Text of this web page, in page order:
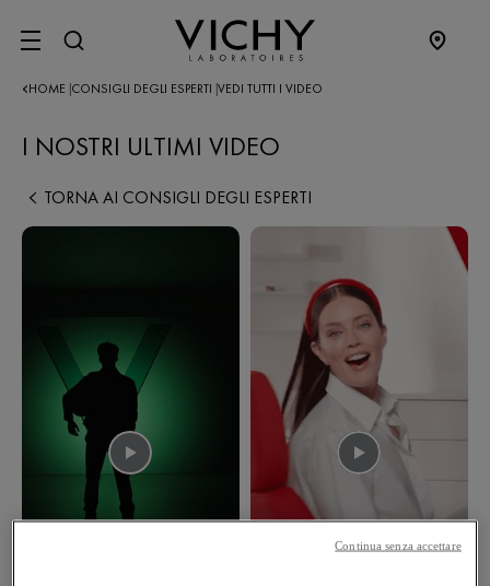
SITE MENU
HOME CONSIGLI DEGLI ESPERTI VEDI TUTTI I VIDEO
I NOSTRI ULTIMI VIDEO
TORNA AI CONSIGLI DEGLI ESPERTI
Continua senza accettare